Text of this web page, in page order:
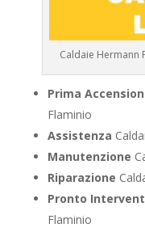
Caldaie Hermann
Prima
Flaminio
Assistenza
Manutenzione
Riparazione
Pronto
Flaminio